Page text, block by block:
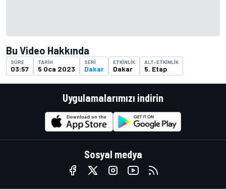
Bu Video Hakkında
SÜRE
03:57
TARIH
5 Oca 2023
SERI
Dakar
ETKINLIK
Dakar
ALT-ETKINLIK
5. Etap
Uygulamalarımızı indirin
Sosyal medya